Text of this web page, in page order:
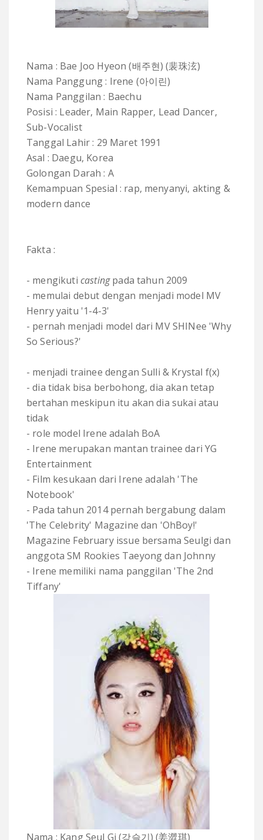
Nama : Bae Joo Hyeon (배주현) (裴珠泫)
Nama Panggung : Irene (아이린)
Nama Panggilan : Baechu
Posisi : Leader, Main Rapper, Lead Dancer,
Sub-Vocalist
Tanggal Lahir : 29 Maret 1991
Asal : Daegu, Korea
Golongan Darah : A
Kemampuan Spesial : rap, menyanyi, akting &
modern dance
Fakta :
- mengikuti castingpada tahun 2009
- memulai debut dengan menjadi model MV
Henry yaitu '1-4-3'
- pernah menjadi model dari MV SHINee 'Why
So Serious?'
- menjadi trainee dengan Sulli & Krystal f(x)
- dia tidak bisa berbohong, dia akan tetap
bertahan meskipun itu akan dia sukai atau
tidak
- role model Irene adalah BoA
- Irene merupakan mantan trainee dari YG
Entertainment
- Film kesukaan dari Irene adalah 'The
Notebook'
- Pada tahun 2014 pernah bergabung dalam
'The Celebrity' Magazine dan 'OhBoy!'
Magazine February issue bersama Seulgi dan
anggota SM Rookies Taeyong dan Johnny
- Irene memiliki nama panggilan 'The 2nd
Tiffany'
Nama : Kang Seul Gi (강슬기) (姜澀琪)